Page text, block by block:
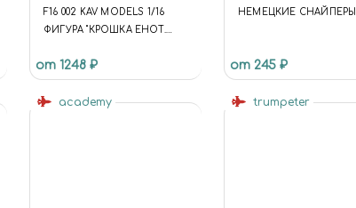
F16 002 KAV MODELS 1/16
ФИГУРА "КРОШКА ЕНОТ.
от 1248 ₽
НЕМЕЦКИЕ СНАЙПЕРЫ
от 245 ₽
academy trumpeter